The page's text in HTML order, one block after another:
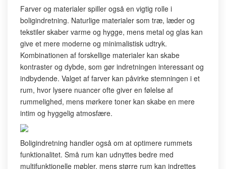
Farver og materialer spiller også en vigtig rolle i
boligindretning. Naturlige materialer som træ, læder og
tekstiler skaber varme og hygge, mens metal og glas kan
give et mere moderne og minimalistisk udtryk.
Kombinationen af forskellige materialer kan skabe
kontraster og dybde, som gør indretningen interessant og
indbydende. Valget af farver kan påvirke stemningen i et
rum, hvor lysere nuancer ofte giver en følelse af
rummelighed, mens mørkere toner kan skabe en mere
intim og hyggelig atmosfære.
Boligindretning handler også om at optimere rummets
funktionalitet. Små rum kan udnyttes bedre med
multifunktionelle møbler, mens større rum kan indrettes